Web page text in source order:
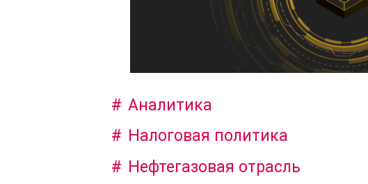
Аналитика
Налоговая политика
Нефтегазовая отрасль